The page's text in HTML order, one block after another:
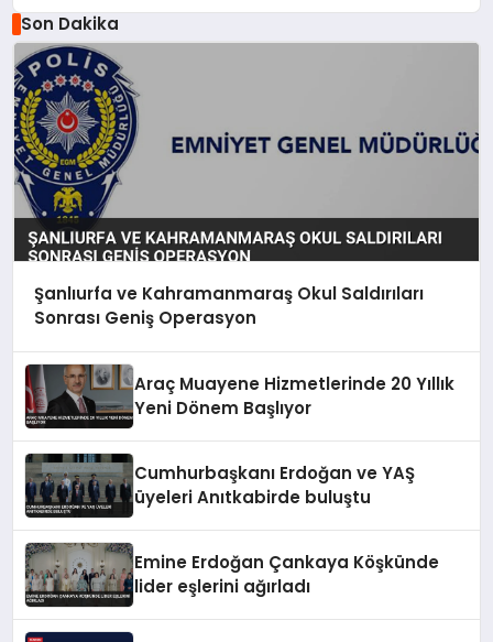
Son Dakika
Şanlıurfa ve Kahramanmaraş Okul Saldırıları
Sonrası Geniş Operasyon
Araç Muayene Hizmetlerinde 20 Yıllık
Yeni Dönem Başlıyor
Cumhurbaşkanı Erdoğan ve YAŞ
üyeleri Anıtkabirde buluştu
Emine Erdoğan Çankaya Köşkünde
lider eşlerini ağırladı